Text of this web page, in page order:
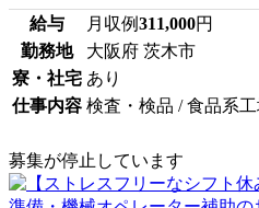
給与 月収例311,000円
勤務地
大阪府 茨木市
寮・社宅 あり
仕事内容 検査・検品 / 食品系工
募集が停止しています